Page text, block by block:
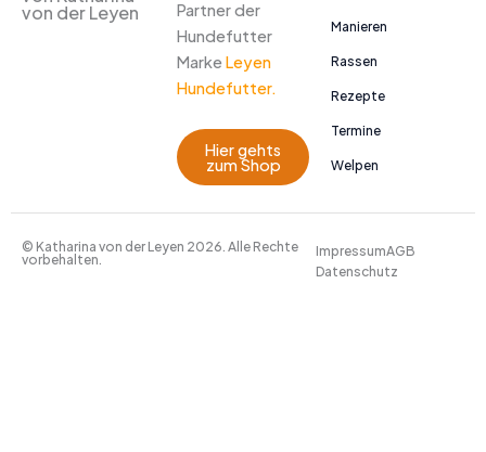
von der Leyen
Partner der
Hundefutter
Marke Leyen
Hundefutter.
Hier gehts
zum Shop
Manieren
Rassen
Rezepte
Termine
Welpen
© Katharina von der Leyen 2026. Alle Rechte
vorbehalten.
ImpressumAGB
Datenschutz